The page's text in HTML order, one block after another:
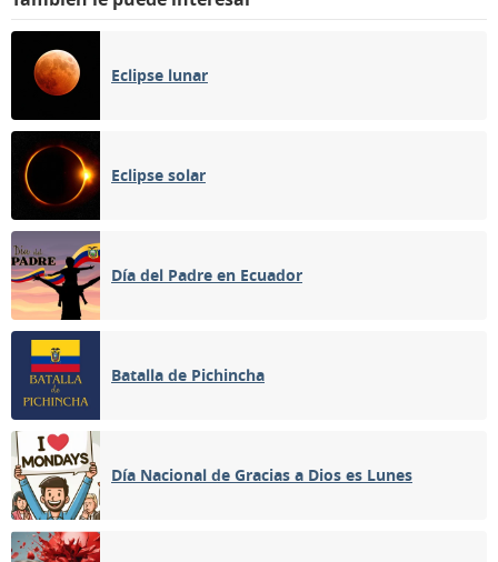
Eclipse lunar
Eclipse solar
Día del Padre en Ecuador
Batalla de Pichincha
Día Nacional de Gracias a Dios es Lunes